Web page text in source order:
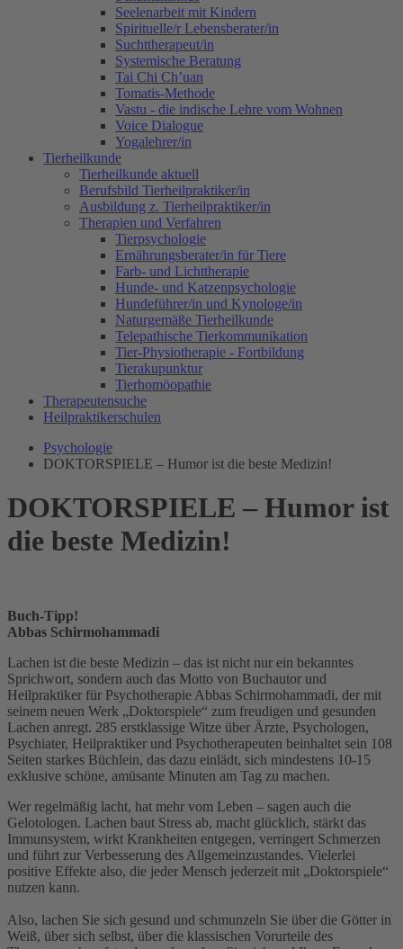
Seelenarbeit mit Kindern
Spirituelle/r Lebensberater/in
Suchttherapeut/in
Systemische Beratung
Tai Chi Ch’uan
Tomatis-Methode
Vastu - die indische Lehre vom Wohnen
Voice Dialogue
Yogalehrer/in
Tierheilkunde
Tierheilkunde aktuell
Berufsbild Tierheilpraktiker/in
Ausbildung z. Tierheilpraktiker/in
Therapien und Verfahren
Tierpsychologie
Ernährungsberater/in für Tiere
Farb- und Lichttherapie
Hunde- und Katzenpsychologie
Hundeführer/in und Kynologe/in
Naturgemäße Tierheilkunde
Telepathische Tierkommunikation
Tier-Physiotherapie - Fortbildung
Tierakupunktur
Tierhomöopathie
Therapeutensuche
Heilpraktikerschulen
Psychologie
DOKTORSPIELE – Humor ist die beste Medizin!
DOKTORSPIELE – Humor ist
die beste Medizin!
Buch-Tipp!
Abbas Schirmohammadi
Lachen ist die beste Medizin – das ist nicht nur ein bekanntes
Sprichwort, sondern auch das Motto von Buchautor und
Heilpraktiker für Psychotherapie Abbas Schirmohammadi, der mit
seinem neuen Werk „Doktorspiele“ zum freudigen und gesunden
Lachen anregt. 285 erstklassige Witze über Ärzte, Psychologen,
Psychiater, Heilpraktiker und Psychotherapeuten beinhaltet sein 108
Seiten starkes Büchlein, das dazu einlädt, sich mindestens 10-15
exklusive schöne, amüsante Minuten am Tag zu machen.
Wer regelmäßig lacht, hat mehr vom Leben – sagen auch die
Gelotologen. Lachen baut Stress ab, macht glücklich, stärkt das
Immunsystem, wirkt Krankheiten entgegen, verringert Schmerzen
und führt zur Verbesserung des Allgemeinzustandes. Vielerlei
positive Effekte also, die jeder Mensch jederzeit mit „Doktorspiele“
nutzen kann.
Also, lachen Sie sich gesund und schmunzeln Sie über die Götter in
Weiß, über sich selbst, über die klassischen Vorurteile des